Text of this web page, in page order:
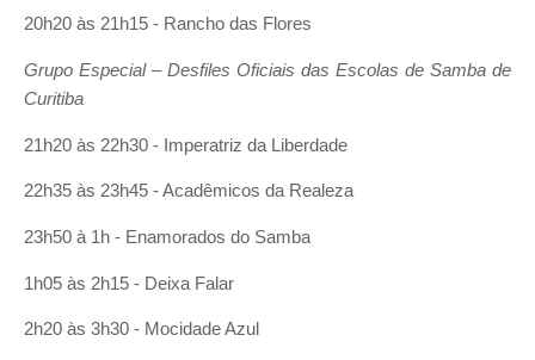
20h20 às 21h15 - Rancho das Flores
Grupo Especial – Desfiles Oficiais das Escolas de Samba de
Curitiba
21h20 às 22h30 - Imperatriz da Liberdade
22h35 às 23h45 - Acadêmicos da Realeza
23h50 à 1h - Enamorados do Samba
1h05 às 2h15 - Deixa Falar
2h20 às 3h30 - Mocidade Azul